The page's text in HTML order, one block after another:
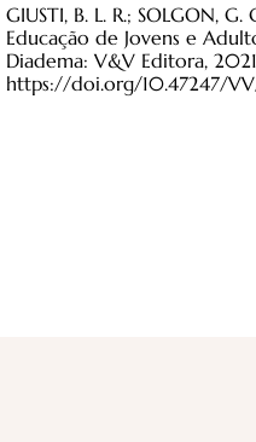
GIUSTI, B. L. R.; SOLGON, G.
Educação de Jovens e
Diadema: V&V Editora,
https://doi.org/10.47247/